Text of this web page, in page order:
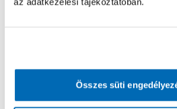
Összes süti